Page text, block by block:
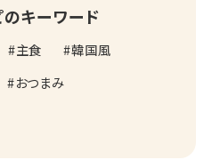
キーワード
主食
韓国風
おつまみ